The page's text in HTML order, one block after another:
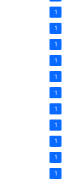
1
1
1
1
1
1
1
1
1
1
1